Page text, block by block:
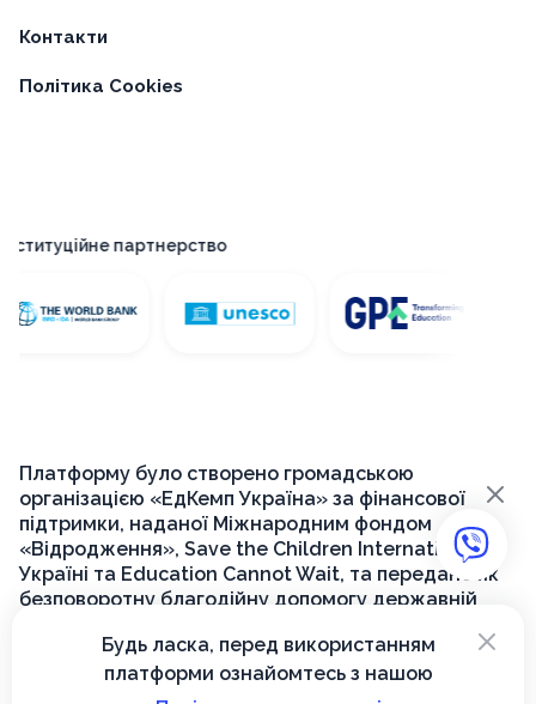
Контакти
Політика Cookies
партнерство
Платформу було створено громадською
організацією «ЕдКемп Україна» за фінансової
підтримки, наданої Міжнародним фондом
«Відродження», Save the Children International в
Україні та Education Cannot Wait, та передано як
безповоротну благодійну допомогу державній
для її подальшого функціонування на державному
×
Будь ласка, перед використанням
платформи ознайомтесь з нашою
×